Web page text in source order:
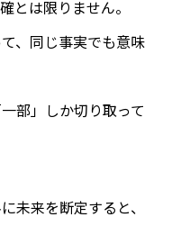
とは限りません。
、同じ事実でも意味
部」しか切り取って
未来を断定すると、